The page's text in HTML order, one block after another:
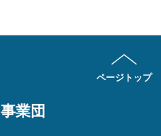
事業団
ページトップ